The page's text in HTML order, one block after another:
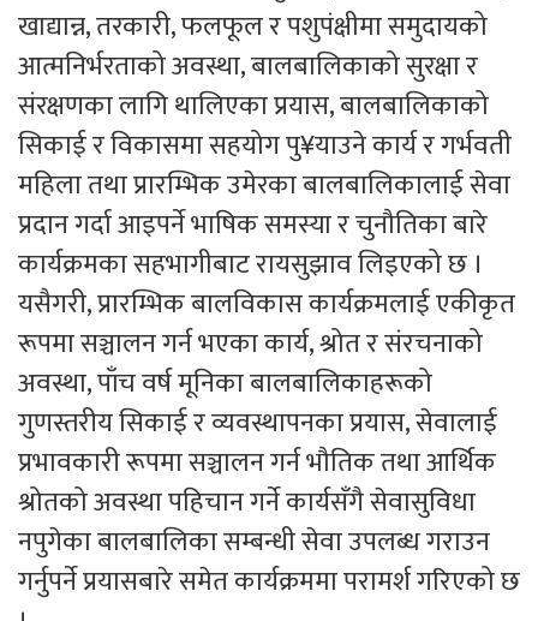
खाद्यान्न, तरकारी, फलफूल र पशुपंक्षीमा समुदायको
आत्मनिर्भरताको अवस्था, बालबालिकाको सुरक्षा र
संरक्षणका लागि थालिएका प्रयास, बालबालिकाको
सिकाई र विकासमा सहयोग पु¥याउने कार्य र गर्भवती
महिला तथा प्रारम्भिक उमेरका बालबालिकालाई सेवा
प्रदान गर्दा आइपर्ने भाषिक समस्या र चुनौतिका बारे
कार्यक्रमका सहभागीबाट रायसुझाव लिइएको छ ।
यसैगरी, प्रारम्भिक बालविकास कार्यक्रमलाई एकीकृत
रूपमा सञ्चालन गर्न भएका कार्य, श्रोत र संरचनाको
अवस्था, पाँच वर्ष मूनिका बालबालिकाहरूको
गुणस्तरीय सिकाई र व्यवस्थापनका प्रयास, सेवालाई
प्रभावकारी रूपमा सञ्चालन गर्न भौतिक तथा आर्थिक
श्रोतको अवस्था पहिचान गर्ने कार्यसँगै सेवासुविधा
नपुगेका बालबालिका सम्बन्धी सेवा उपलब्ध गराउन
गर्नुपर्ने प्रयासबारे समेत कार्यक्रममा परामर्श गरिएको छ